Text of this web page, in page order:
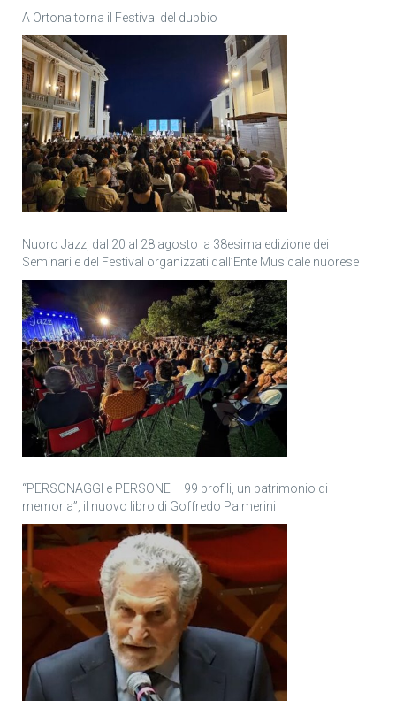
A Ortona torna il Festival del dubbio
Nuoro Jazz, dal 20 al 28 agosto la 38esima edizione dei
Seminari e del Festival organizzati dall’Ente Musicale nuorese
“PERSONAGGI e PERSONE – 99 profili, un patrimonio di
memoria”, il nuovo libro di Goffredo Palmerini